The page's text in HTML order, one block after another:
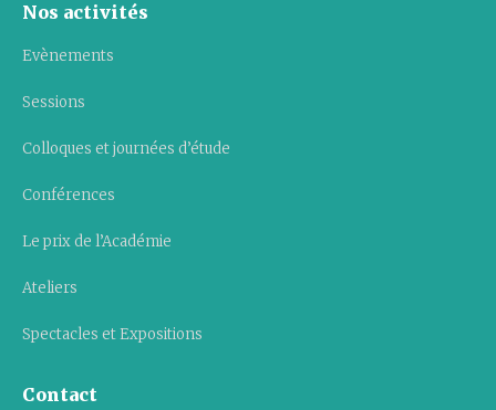
Nos activités
Evènements
Sessions
Colloques et journées d’étude
Conférences
Le prix de l’Académie
Ateliers
Spectacles et Expositions
Contact